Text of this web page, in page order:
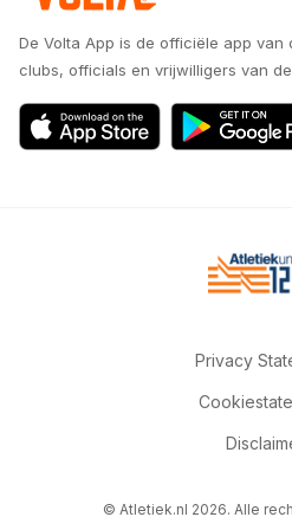
De Volta App is de officiële app van
clubs, officials en vrijwilligers van
Privacy
© Atletiek.nl 2026. Alle